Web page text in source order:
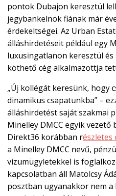
pontok Dubajon keresztül
jegybankelnök fiának már
érdekeltségei. Az Urban
álláshirdetéseit például egy
luxusingatlanon keresztül és
köthető cég alkalmazottja
„Új kollégát keresünk, hogy
dinamikus csapatunkba” –
álláshirdetést saját szakmai
Minelley DMCC egyik vezető
Direkt36 korábban részletes
a Minelley DMCC nevű,
vízumügyletekkel is
kapcsolatban áll Matolcsy
posztban ugyanakkor nem